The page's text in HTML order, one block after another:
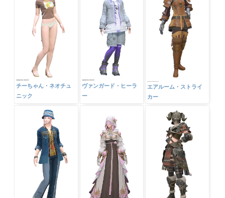
チーちゃん・ネオチュ
ニック
ヴァンガード・ヒーラ
ー
エアルーム・ストライ
カー